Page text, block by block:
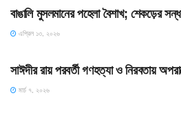
বাঙালি মুসলমানের পহেলা বৈশাখ; শেকড়ের
এপ্রিল ১৩, ২০২৬
সাঈদীর রায় পরবর্তী গণহত্যা ও নিরবতায়
মার্চ ৭, ২০২৬